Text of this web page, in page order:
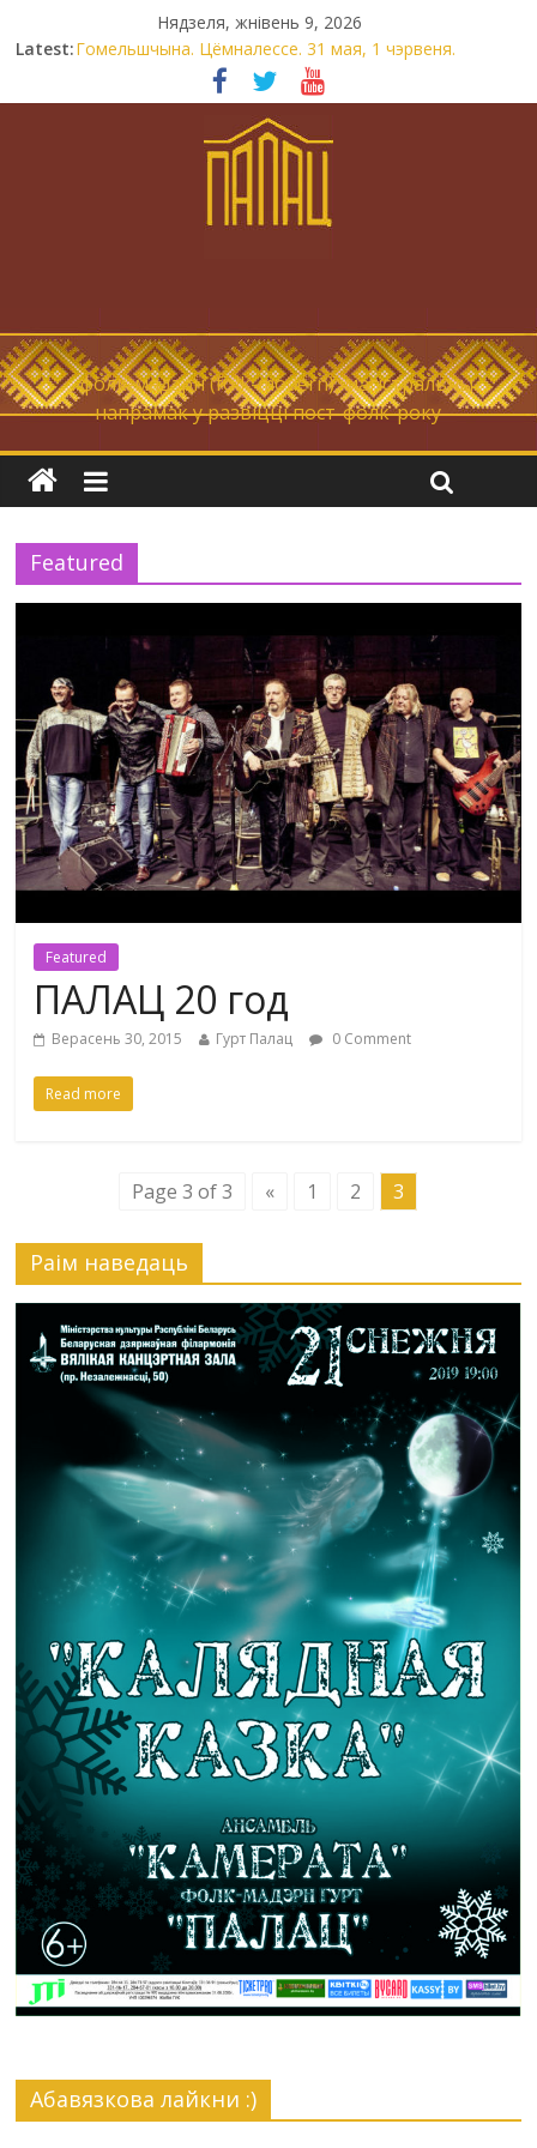
Нядзеля, жнівень 9, 2026
Latest:Гомельшчына. Цёмналессе. 31 мая, 1 чэрвеня.
Нічога не дарэмна. Невыносна балюча нараджаецца
беларуская палітычная нацыя.
Запрашаем у інтравертнасць
… фолк-мадэрн (folk-modern), магістральны
напрамак у развіцці пост-фолк-року
Featured
Featured
ПАЛАЦ 20 год
Верасень 30, 2015 Гурт Палац 0 Comment
Read more
Page 3 of 3 « 1 2 3
Раiм наведаць
Абавязкова лайкни :)